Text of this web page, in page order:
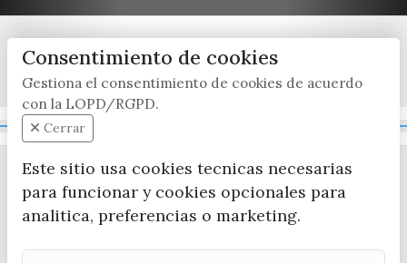
x / twitter facebook youtube instagram
Consentimiento de cookies
Gestiona el consentimiento de cookies de acuerdo
con la LOPD/RGPD.
Cerrar
Este sitio usa cookies tecnicas necesarias
para funcionar y cookies opcionales para
analitica, preferencias o marketing.